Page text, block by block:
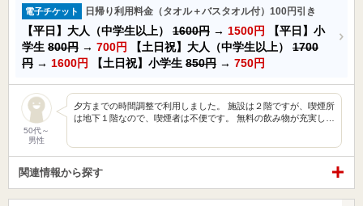
電子チケット 日帰り利用料金（タオル＋バスタオル付）100円引き
【平日】大人（中学生以上） 1600円 → 1500円
【平日】小
学生 800円 → 700円 【土日祝】大人（中学生以上） 1700
円 → 1600円 【土日祝】小学生 850円 → 750円
50代～
男性
夕方までの時間調整で利用しました。 施設は２階ですが、喫煙所
は地下１階なので、喫煙者は不便です。 無料の飲み物が充実し…
関連情報から探す